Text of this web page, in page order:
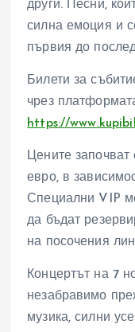
други. Песни,
силна емоция и
първия до
Билети за
чрез
https://
Цените
евро, в
Специални VIP
да бъдат
на посочения
Концертът на 7
незабравимо
музика, силни